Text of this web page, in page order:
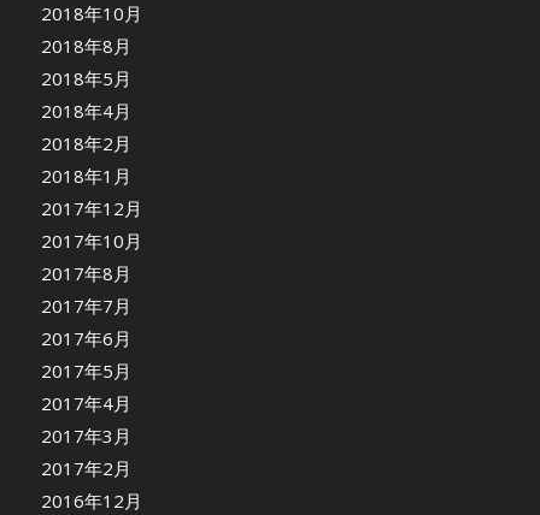
2018年10月
2018年8月
2018年5月
2018年4月
2018年2月
2018年1月
2017年12月
2017年10月
2017年8月
2017年7月
2017年6月
2017年5月
2017年4月
2017年3月
2017年2月
2016年12月